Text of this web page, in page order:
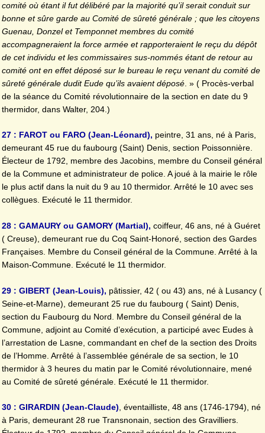
comité où étant il fut délibéré par la majorité qu’il serait conduit sur
bonne et sûre garde au Comité de sûreté générale ; que les citoyens
Guenau, Donzel et Temponnet membres du comité
accompagneraient la force armée et rapporteraient le reçu du dépôt
de cet individu et les commissaires sus-nommés étant de retour au
comité ont en effet déposé sur le bureau le reçu venant du comité de
sûreté générale dudit Eude qu’ils avaient déposé . » ( Procès-verbal
de la séance du Comité révolutionnaire de la section en date du 9
thermidor, dans Walter, 204.)
27 : FAROT ou FARO (Jean-Léonard), peintre, 31 ans, né à Paris,
demeurant 45 rue du faubourg (Saint) Denis, section Poissonnière.
Électeur de 1792, membre des Jacobins, membre du Conseil général
de la Commune et administrateur de police. A joué à la mairie le rôle
le plus actif dans la nuit du 9 au 10 thermidor. Arrêté le 10 avec ses
collègues. Exécuté le 11 thermidor.
28 : GAMAURY ou GAMORY (Martial), coiffeur, 46 ans, né à Guéret
( Creuse), demeurant rue du Coq Saint-Honoré, section des Gardes
Françaises. Membre du Conseil général de la Commune. Arrêté à la
Maison-Commune. Exécuté le 11 thermidor.
29 : GIBERT (Jean-Louis), pâtissier, 42 ( ou 43) ans, né à Lusancy (
Seine-et-Marne), demeurant 25 rue du faubourg ( Saint) Denis,
section du Faubourg du Nord. Membre du Conseil général de la
Commune, adjoint au Comité d’exécution, a participé avec Eudes à
l’arrestation de Lasne, commandant en chef de la section des Droits
de l’Homme. Arrêté à l’assemblée générale de sa section, le 10
thermidor à 3 heures du matin par le Comité révolutionnaire, mené
au Comité de sûreté générale. Exécuté le 11 thermidor.
30 : GIRARDIN (Jean-Claude) , éventailliste, 48 ans (1746-1794), né
à Paris, demeurant 28 rue Transnonain, section des Gravilliers.